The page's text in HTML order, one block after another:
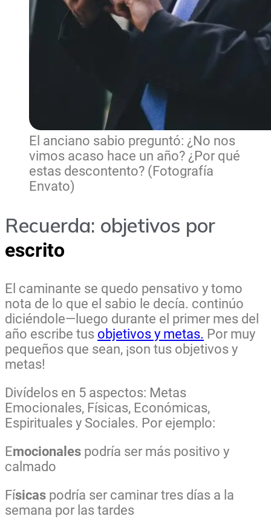
El anciano sabio preguntó: ¿No nos
vimos acaso hace un año? ¿Por qué
estas descontento? (Fotografía
Envato)
Recuerda: objetivos por
escrito
El caminante se quedo pensativo y tomo
nota de lo que el sabio le decía. continúo
diciéndole—luego durante el primer mes del
año escribe tus objetivos y metas. Por muy
pequeños que sean, ¡son tus objetivos y
metas!
Divídelos en 5 aspectos: Metas
Emocionales, Físicas, Económicas,
Espirituales y Sociales. Por ejemplo:
Emocionales podría ser más positivo y
calmado
Físicas podría ser caminar tres días a la
semana por las tardes